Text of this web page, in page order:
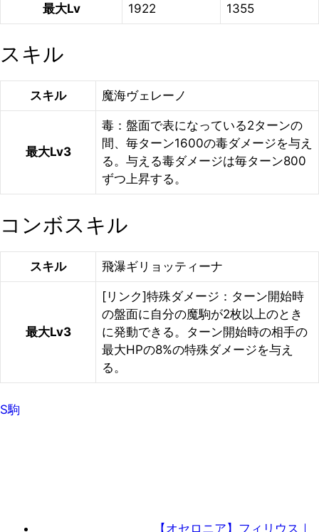
最大Lv 1922 1355
スキル
スキル 魔海ヴェレーノ
最大Lv3
毒：盤面で表になっている2ターンの
間、毎ターン1600の毒ダメージを与え
る。与える毒ダメージは毎ターン800
ずつ上昇する。
コンボスキル
スキル 飛瀑ギリョッティーナ
最大Lv3
[リンク]特殊ダメージ：ターン開始時
の盤面に自分の魔駒が2枚以上のとき
に発動できる。ターン開始時の相手の
最大HPの8%の特殊ダメージを与え
る。
S駒
【オセロニア】フィリウス｜